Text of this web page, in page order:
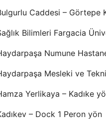
Caddesi – Görtepe
Bilimleri Fargacia
Numune
Mesleki ve
Yerlikaya – Kadıke
– Dock 1 Peron yön